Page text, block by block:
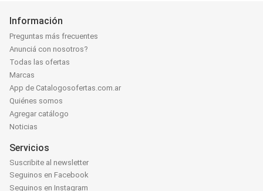
Información
Preguntas más frecuentes
Anunciá con nosotros?
Todas las ofertas
Marcas
App de Catalogosofertas.com.ar
Quiénes somos
Agregar catálogo
Noticias
Servicios
Suscribite al newsletter
Seguinos en Facebook
Seguinos en Instagram